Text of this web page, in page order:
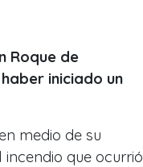
Roque de
haber iniciado un
medio de su
que ocurrió